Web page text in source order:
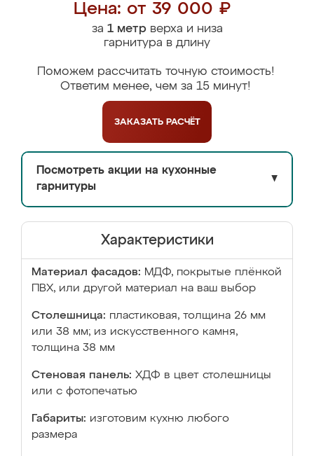
Цена: от 39 000 ₽
за 1 метрверха и низа
гарнитура в длину
Поможем рассчитать точную стоимость!
Ответим менее, чем за 15 минут!
ЗАКАЗАТЬ РАСЧЁТ
Посмотреть акции на кухонные
гарнитуры
▼
Характеристики
Материал фасадов: МДФ, покрытые плёнкой
ПВХ, или другой материал на ваш выбор
Столешница: пластиковая, толщина 26 мм
или 38 мм; из искусственного камня,
толщина 38 мм
Стеновая панель: ХДФ в цвет столешницы
или с фотопечатью
Габариты: изготовим кухню любого
размера